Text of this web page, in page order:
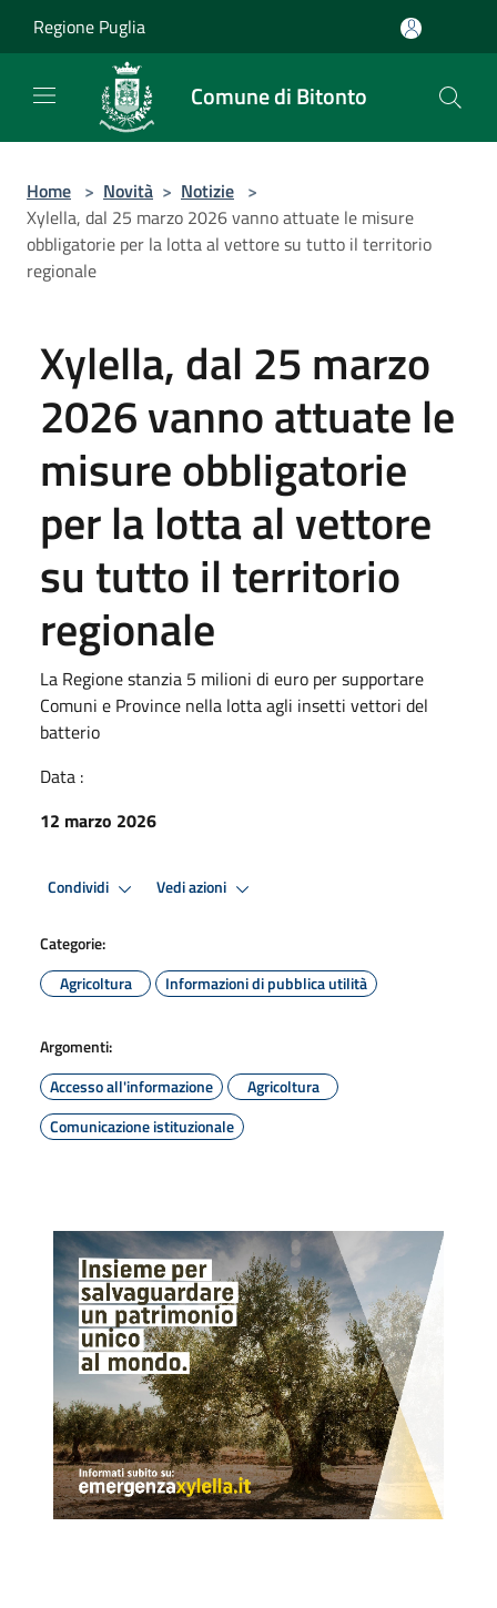
Regione Puglia
Comune di Bitonto
Home > Novità > Notizie >
Xylella, dal 25 marzo 2026 vanno attuate le misure
obbligatorie per la lotta al vettore su tutto il territorio
regionale
Xylella, dal 25 marzo
2026 vanno attuate le
misure obbligatorie
per la lotta al vettore
su tutto il territorio
regionale
La Regione stanzia 5 milioni di euro per supportare
Comuni e Province nella lotta agli insetti vettori del
batterio
Data :
12 marzo 2026
Condividi Vedi azioni
Categorie:
Agricoltura
Informazioni di pubblica utilità
Argomenti:
Accesso all'informazione
Agricoltura
Comunicazione istituzionale